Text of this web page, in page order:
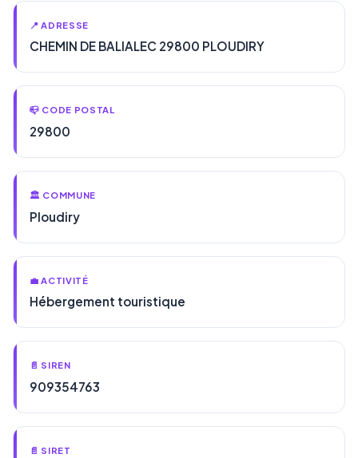
📍 ADRESSE
CHEMIN DE BALIALEC 29800 PLOUDIRY
📪 CODE POSTAL
29800
🏛️ COMMUNE
Ploudiry
💼 ACTIVITÉ
Hébergement touristique
📄 SIREN
909354763
📄 SIRET